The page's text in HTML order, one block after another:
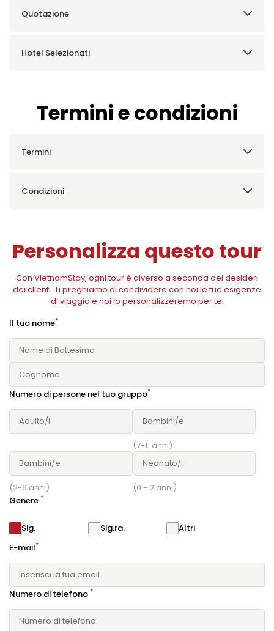
Quotazione
Hotel Selezionati
Termini e condizioni
Termini
Condizioni
Personalizza questo tour
Con VietnamStay, ogni tour è diverso a seconda dei desideri
dei clienti. Ti preghiamo di condividere con noi le tue esigenze
di viaggio e noi lo personalizzeremo per te.
Il tuo nome*
Numero di persone nel tuo gruppo*
(7-11 anni)
(2-6 anni)
(0 - 2 anni)
Genere *
Sig. Sig.ra.
Altri
E-mail*
Numero di telefono *